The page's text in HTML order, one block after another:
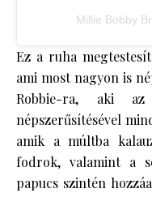
Millie Bobby
Ez a ruha
ami most nagyon is
Robbie-ra, aki
népszerűsítésével
amik a múltba
fodrok, valamint a
papucs szintén